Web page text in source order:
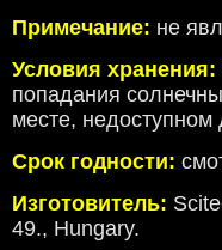
Примечание: не
Условия хранения:
попадания
месте, недоступном
Срок годности:
Изготовитель:
49., Hungary.